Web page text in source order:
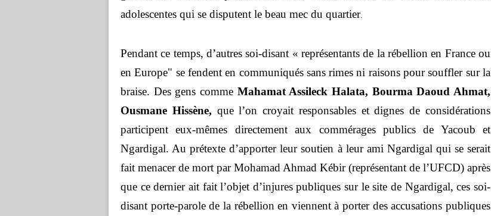
adolescentes qui se disputent le beau mec du quartier.
Pendant ce temps, d’autres soi-disant « représentants de la rébellion en France ou
en Europe" se fendent en communiqués sans rimes ni raisons pour souffler sur la
braise. Des gens comme Mahamat Assileck Halata, Bourma Daoud Ahmat,
Ousmane Hissène, que l’on croyait responsables et dignes de considérations
participent eux-mêmes directement aux commérages publics de Yacoub et
Ngardigal. Au prétexte d’apporter leur soutien à leur ami Ngardigal qui se serait
fait menacer de mort par Mohamad Ahmad Kébir (représentant de l’UFCD) après
que ce dernier ait fait l’objet d’injures publiques sur le site de Ngardigal, ces soi-
disant porte-parole de la rébellion en viennent à porter des accusations publiques